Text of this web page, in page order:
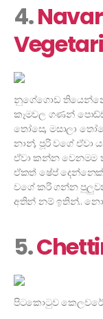
4.
නුගේගොඩ තියෙන්නෙ
කෑමවල ගණන්
තෝසෙ, මසාලා
නාන්, පූරි වගේ ඒවා
ඒවා කන්න වෙනමම
ඒකත් ෂේප්
වගේ කරි ගන්න
අතින් නම් ඉතින්..
5.
පිටකොටුව